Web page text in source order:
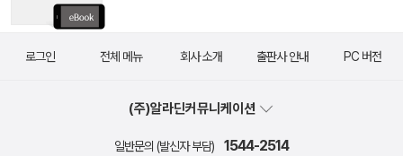
로그인 전체 메뉴 회사 소개 출판사 안내 PC 버전
(주)알라딘커뮤니케이션
일반문의 (발신자 부담) 1544-2514